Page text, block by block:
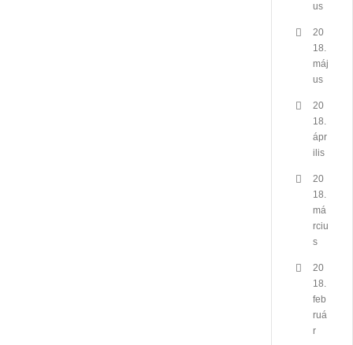
us
20
18.
máj
us
20
18.
ápr
ilis
20
18.
má
rciu
s
20
18.
feb
ruá
r